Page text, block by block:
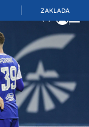
ZAKLADA